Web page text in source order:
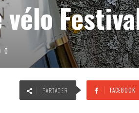
0
PARTAGER FACEBOOK